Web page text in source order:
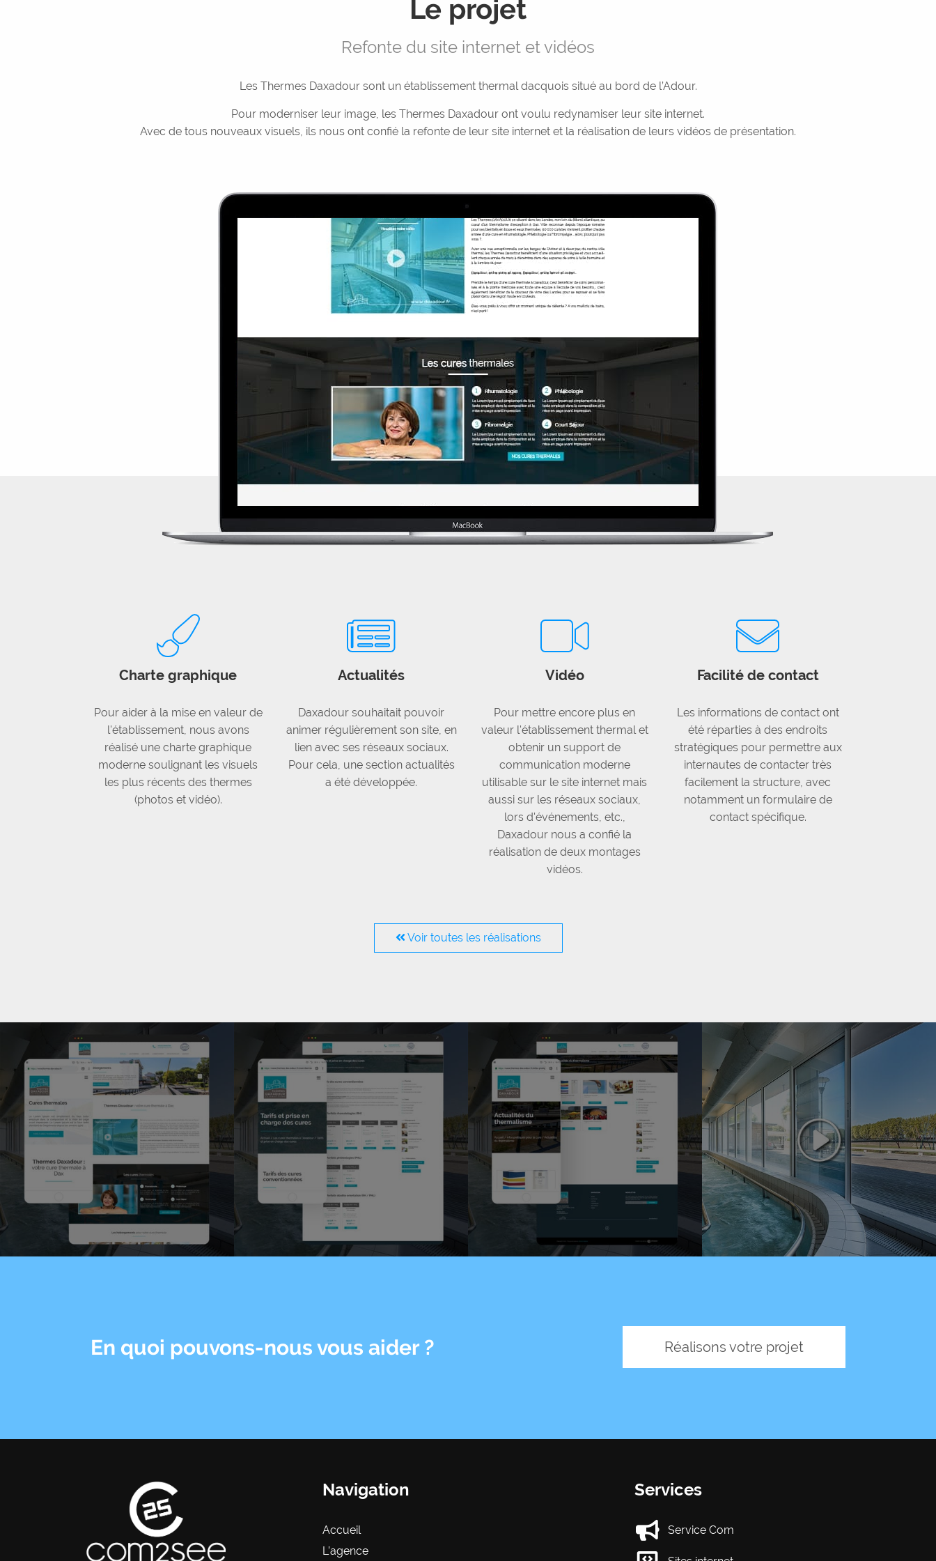
Le projet
Refonte du site internet et vidéos
Les Thermes Daxadour sont un établissement thermal dacquois situé au bord de l’Adour.
Pour moderniser leur image, les Thermes Daxadour ont voulu redynamiser leur site internet.
Avec de tous nouveaux visuels, ils nous ont confié la refonte de leur site internet et la réalisation de leurs vidéos de présentation.
Charte graphique
Pour aider à la mise en valeur de
l'établissement, nous avons
réalisé une charte graphique
moderne soulignant les visuels
les plus récents des thermes
(photos et vidéo).
Actualités
Daxadour souhaitait pouvoir
animer régulièrement son site, en
lien avec ses réseaux sociaux.
Pour cela, une section actualités
a été développée.
Vidéo
Pour mettre encore plus en
valeur l'établissement thermal et
obtenir un support de
communication moderne
utilisable sur le site internet mais
aussi sur les réseaux sociaux,
lors d'événements, etc.,
Daxadour nous a confié la
réalisation de deux montages
vidéos.
Facilité de contact
Les informations de contact ont
été réparties à des endroits
stratégiques pour permettre aux
internautes de contacter très
facilement la structure, avec
notamment un formulaire de
contact spécifique.
Voir toutes les réalisations
En quoi pouvons-nous vous aider ? Réalisons votre projet
Navigation
Accueil
L’agence
Services
Service Com